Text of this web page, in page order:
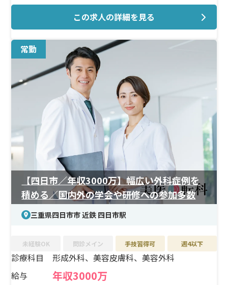
＜メイン施術＞
肌質改善、しみ・ホクロ治療、各種レーザー治療、医療
脱毛など、美容皮膚科の主要施術を幅広く担当できます。
一般皮膚科から美容まで総合的に診療できる力が身につ
きます。
＜研修制度＞
電子カルテ操作からレーザー適応、施術の実技まで、習熟
度に応じて丁寧にフォローが入ります。外部研究会や院内
勉強会も充実しており、最新の知識を学び続けられる環境
です。
＜待遇＞
休日制度がしっかりしており、ワークライフバランスを重
視した働き方が可能です。働きながら育児を続けたい方に
も配慮された体制で、長期的にキャリアを築けます。
この求人の詳細を見る
常勤
【四日市／年収3000万】幅広い外科症例を
積める／国内外の学会や研修への参加多数
三重県四日市市 近鉄 四日市駅
未経験OK 問診メイン 手技習得可 週4以下
診療科目
形成外科、美容皮膚科、美容外科
給与
年収3000万